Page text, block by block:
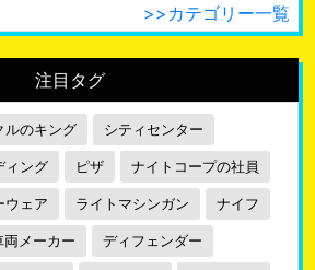
>>カテゴリー一覧
注目タグ
ルのキング シティセンター
ィング ピザ ナイトコープの社員
ウェア ライトマシンガン ナイフ
両メーカー ディフェンダー